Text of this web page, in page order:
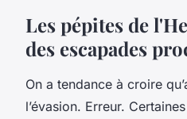
Les pépites de
des escapades
On a tendance à croire
l’évasion. Erreur.